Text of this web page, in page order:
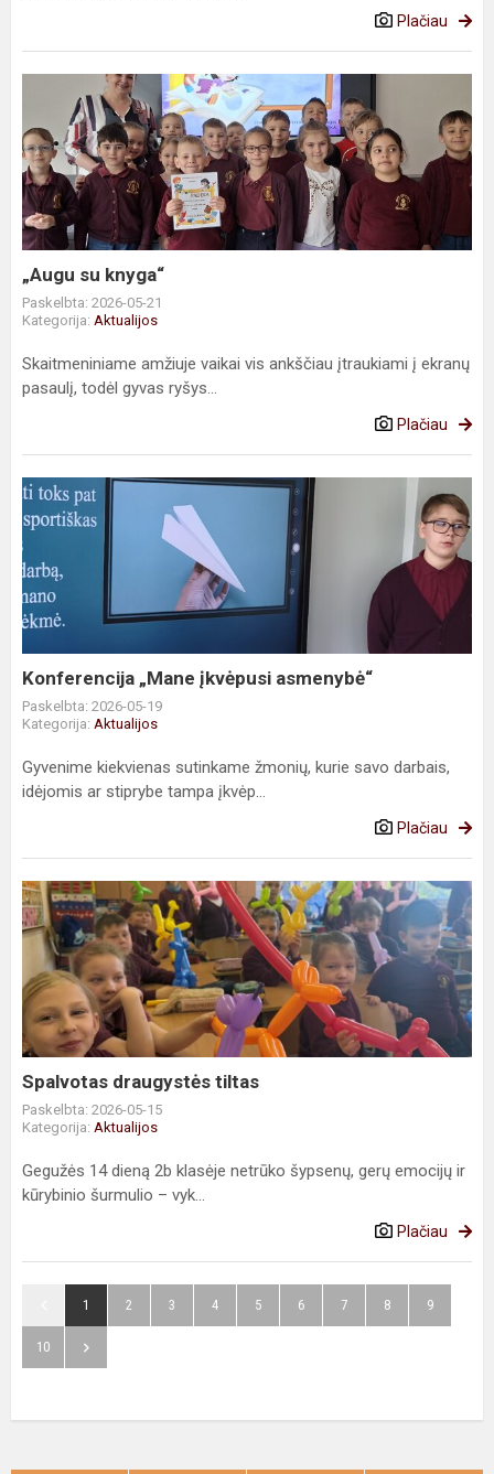
Plačiau
knyga“
„Augu su knyga“
Paskelbta: 2026-05-21
Kategorija: Aktualijos
Skaitmeniniame amžiuje vaikai vis ankščiau įtraukiami į ekranų
pasaulį, todėl gyvas ryšys...
Plačiau
Konferencija
„Mane
įkvėpusi
asmenybė“
Konferencija „Mane įkvėpusi asmenybė“
Paskelbta: 2026-05-19
Kategorija: Aktualijos
Gyvenime kiekvienas sutinkame žmonių, kurie savo darbais,
idėjomis ar stiprybe tampa įkvėp...
Plačiau
Spalvotas
draugystės
tiltas
Spalvotas draugystės tiltas
Paskelbta: 2026-05-15
Kategorija: Aktualijos
Gegužės 14 dieną 2b klasėje netrūko šypsenų, gerų emocijų ir
kūrybinio šurmulio – vyk...
Plačiau
1 2 3 4 5 6 7 8 9
10